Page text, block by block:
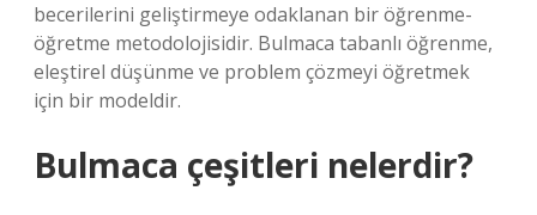
becerilerini geliştirmeye odaklanan bir öğrenme-
öğretme metodolojisidir. Bulmaca tabanlı öğrenme,
eleştirel düşünme ve problem çözmeyi öğretmek
için bir modeldir.
Bulmaca çeşitleri nelerdir?